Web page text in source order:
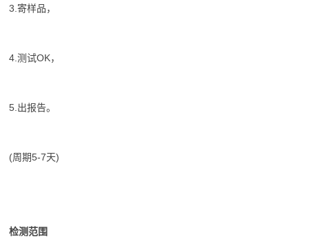
3.寄样品，
4.测试OK，
5.出报告。
(周期5-7天)
检测范围